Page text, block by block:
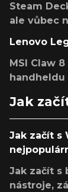
Steam
ale vůbec
Lenovo
MSI Claw
handheldu
Jak
Jak začít s
Jak začít s
nástroje,